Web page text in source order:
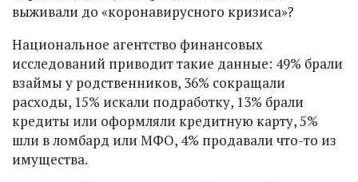
выживали до «коронавирусного кризиса»?
Национальное агентство финансовых
исследований приводит такие данные: 49% брали
взаймы у родственников, 36% сокращали
расходы, 15% искали подработку, 13% брали
кредиты или оформляли кредитную карту, 5%
шли в ломбард или МФО, 4% продавали что-то из
имущества.